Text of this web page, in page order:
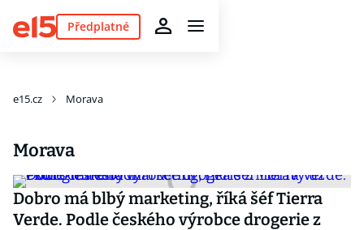
Předplatné
e15.cz Morava
Morava
Dobro má blbý marketing, říká šéf Tierra
Verde. Podle českého výrobce drogerie z